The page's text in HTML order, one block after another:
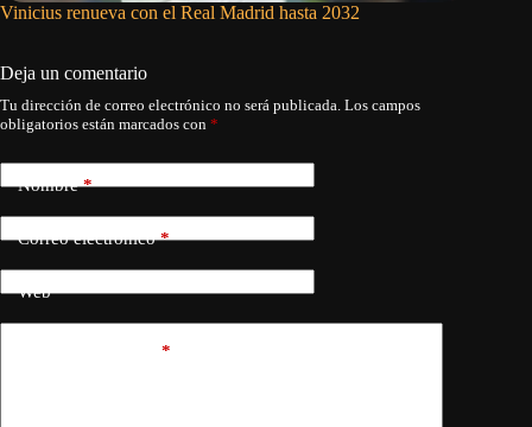
Vinicius renueva con el Real Madrid hasta 2032
Deja un comentario
Tu dirección de correo electrónico no será publicada. Los campos
obligatorios están marcados con *
Nombre*
Correo electrónico*
Web
*